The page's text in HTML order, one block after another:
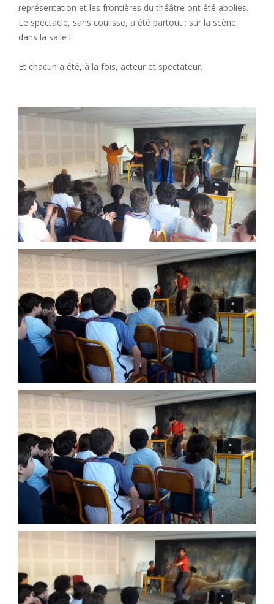
représentation et les frontières du théâtre ont été abolies.
Le spectacle, sans coulisse, a été partout ; sur la scène,
dans la salle !
Et chacun a été, à la fois, acteur et spectateur.